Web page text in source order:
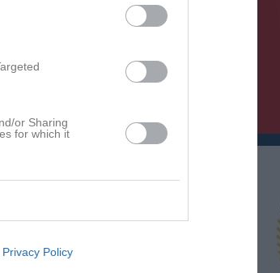
or Sharing
for which it
Privacy Policy